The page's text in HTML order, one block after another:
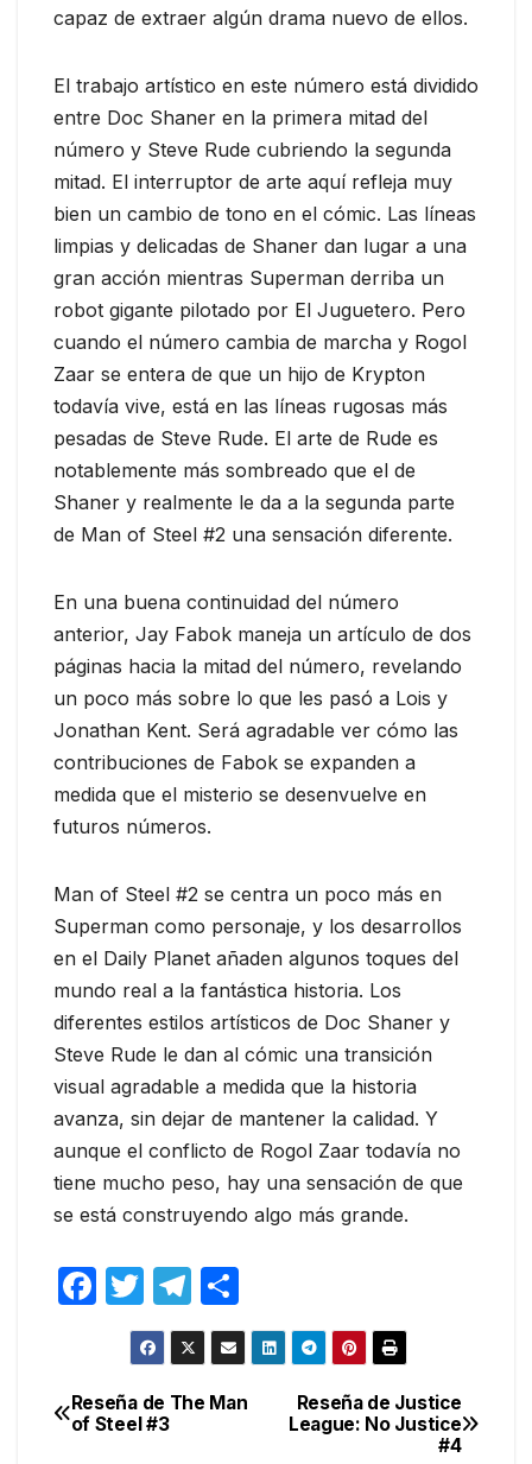
capaz de extraer algún drama nuevo de ellos.
El trabajo artístico en este número está dividido
entre Doc Shaner en la primera mitad del
número y Steve Rude cubriendo la segunda
mitad. El interruptor de arte aquí refleja muy
bien un cambio de tono en el cómic. Las líneas
limpias y delicadas de Shaner dan lugar a una
gran acción mientras Superman derriba un
robot gigante pilotado por El Juguetero. Pero
cuando el número cambia de marcha y Rogol
Zaar se entera de que un hijo de Krypton
todavía vive, está en las líneas rugosas más
pesadas de Steve Rude. El arte de Rude es
notablemente más sombreado que el de
Shaner y realmente le da a la segunda parte
de Man of Steel #2 una sensación diferente.
En una buena continuidad del número
anterior, Jay Fabok maneja un artículo de dos
páginas hacia la mitad del número, revelando
un poco más sobre lo que les pasó a Lois y
Jonathan Kent. Será agradable ver cómo las
contribuciones de Fabok se expanden a
medida que el misterio se desenvuelve en
futuros números.
Man of Steel #2 se centra un poco más en
Superman como personaje, y los desarrollos
en el Daily Planet añaden algunos toques del
mundo real a la fantástica historia. Los
diferentes estilos artísticos de Doc Shaner y
Steve Rude le dan al cómic una transición
visual agradable a medida que la historia
avanza, sin dejar de mantener la calidad. Y
aunque el conflicto de Rogol Zaar todavía no
tiene mucho peso, hay una sensación de que
se está construyendo algo más grande.
F
e
b
T
w
itt
er
T
el
e
gr
o
m
p
Navegación
Reseña de Justice
League: No Justice
#4
Reseña de The Man
of Steel #3